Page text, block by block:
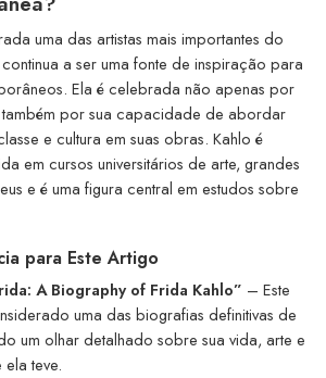
uma das artistas mais importantes do
a ser uma fonte de inspiração para
Ela é celebrada não apenas por
também por sua capacidade de abordar
e cultura em suas obras. Kahlo é
em cursos universitários de arte, grandes
e é uma figura central em estudos sobre
para Este Artigo
A Biography of Frida Kahlo” – Este
uma das biografias definitivas de
um olhar detalhado sobre sua vida, arte e
teve.